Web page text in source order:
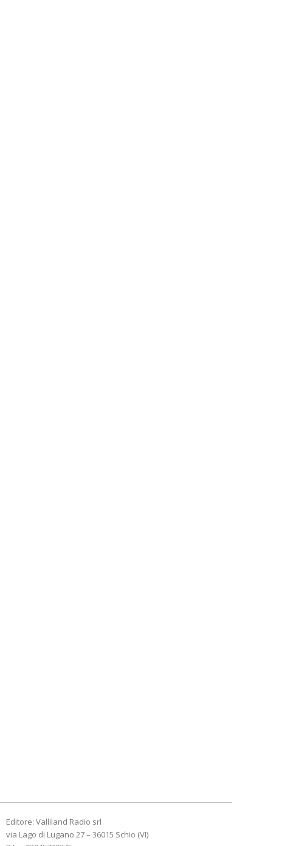
Editore: Valliland Radio srl
via Lago di Lugano 27 – 36015 Schio (VI)